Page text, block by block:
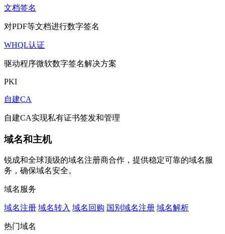
文档签名
对PDF等文档进行数字签名
WHQL认证
驱动程序微软数字签名解决方案
PKI
自建CA
自建CA实现私有证书签发和管理
域名和主机
锐成和全球顶级的域名注册商合作，提供稳定可靠的域名服
务，确保域名安全。
域名服务
域名注册 域名转入 域名回购 国别域名注册 域名解析
热门域名